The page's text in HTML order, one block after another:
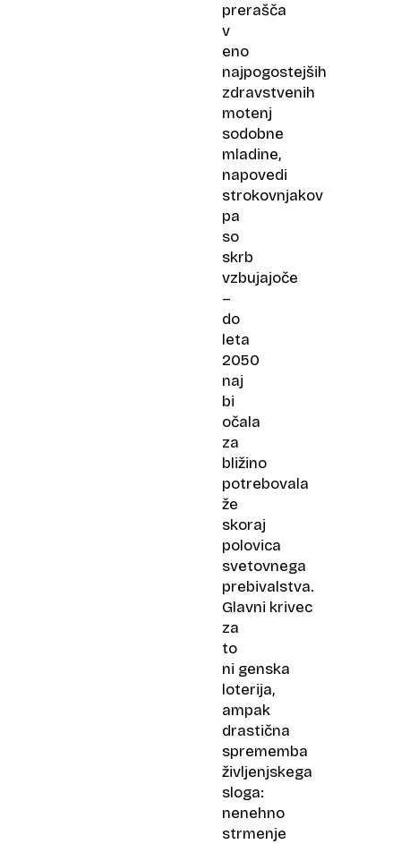
prerašča
v
eno
najpogostejših
zdravstvenih
motenj
sodobne
mladine,
napovedi
strokovnjakov
pa
so
skrb
vzbujajoče
–
do
leta
2050
naj
bi
očala
za
bližino
potrebovala
že
skoraj
polovica
svetovnega
prebivalstva.
Glavni krivec
za
to
ni genska
loterija,
ampak
drastična
sprememba
življenjskega
sloga:
nenehno
strmenje